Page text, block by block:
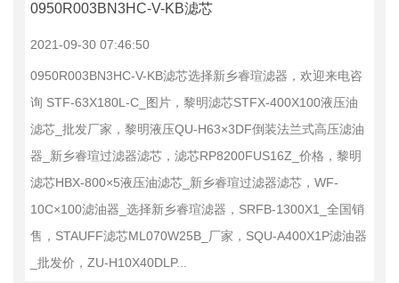
0950R003BN3HC-V-KB滤芯
2021-09-30 07:46:50
0950R003BN3HC-V-KB滤芯选择新乡睿瑄滤器，欢迎来电咨
询 STF-63X180L-C_图片，黎明滤芯STFX-400X100液压油
滤芯_批发厂家，黎明液压QU-H63×3DF倒装法兰式高压滤油
器_新乡睿瑄过滤器滤芯，滤芯RP8200FUS16Z_价格，黎明
滤芯HBX-800×5液压油滤芯_新乡睿瑄过滤器滤芯，WF-
10C×100滤油器_选择新乡睿瑄滤器，SRFB-1300X1_全国销
售，STAUFF滤芯ML070W25B_厂家，SQU-A400X1P滤油器
_批发价，ZU-H10X40DLP...